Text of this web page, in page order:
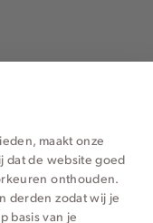
maakt onze
dat de website goed
onthouden.
derden zodat wij je
basis van je